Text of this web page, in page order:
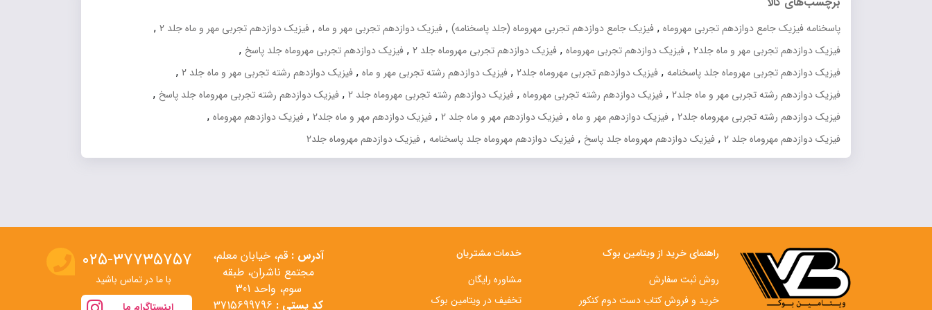
پاسخنامه فیزیک جامع دوازدهم تجربی مهروماه , فیزیک جامع دوازدهم تجربی مهروماه (جلد پاسخنامه) , فیزیک دوازدهم تجربی مهر و ماه , فیزیک دوازدهم تجربی مهر و ماه جلد 2 ,
فیزیک دوازدهم تجربی مهر و ماه جلد2 , فیزیک دوازدهم تجربی مهروماه , فیزیک دوازدهم تجربی مهروماه جلد 2 , فیزیک دوازدهم تجربی مهروماه جلد پاسخ ,
فیزیک دوازدهم تجربی مهروماه جلد پاسخنامه , فیزیک دوازدهم تجربی مهروماه جلد2 , فیزیک دوازدهم رشته تجربی مهر و ماه , فیزیک دوازدهم رشته تجربی مهر و ماه جلد 2 ,
فیزیک دوازدهم رشته تجربی مهر و ماه جلد2 , فیزیک دوازدهم رشته تجربی مهروماه , فیزیک دوازدهم رشته تجربی مهروماه جلد 2 , فیزیک دوازدهم رشته تجربی مهروماه جلد پاسخ ,
فیزیک دوازدهم رشته تجربی مهروماه جلد2 , فیزیک دوازدهم مهر و ماه , فیزیک دوازدهم مهر و ماه جلد 2 , فیزیک دوازدهم مهر و ماه جلد2 , فیزیک دوازدهم مهروماه ,
فیزیک دوازدهم مهروماه جلد 2 , فیزیک دوازدهم مهروماه جلد پاسخ , فیزیک دوازدهم مهروماه جلد پاسخنامه , فیزیک دوازدهم مهروماه جلد2
راهنمای خرید از ویتامین بوک
روش ثبت سفارش
خرید و فروش کتاب دست‌ دوم کنکور
خدمات مشتریان
مشاوره رایگان
تخفیف در ویتامین بوک
آدرس : قم، خیابان معلم،
مجتمع ناشران، طبقه
سوم، واحد 301
کد پستی :
۰۲۵-۳۷۷۳۵۷۵۷
با ما در تماس باشید